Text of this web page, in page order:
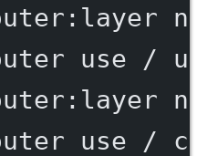
use /
use /